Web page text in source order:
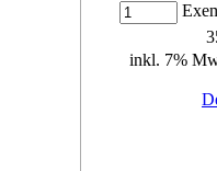
inkl. 7%